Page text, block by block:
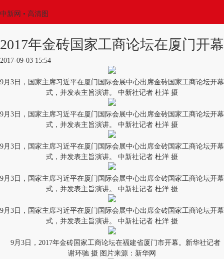
中新网 • 高清图
2017年金砖国家工商论坛在厦门开幕
2017-09-03 15:54
9月3日，国家主席习近平在厦门国际会展中心出席金砖国家工商论坛开幕
式，并发表主旨演讲。 中新社记者 杜洋 摄
9月3日，国家主席习近平在厦门国际会展中心出席金砖国家工商论坛开幕
式，并发表主旨演讲。 中新社记者 杜洋 摄
9月3日，国家主席习近平在厦门国际会展中心出席金砖国家工商论坛开幕
式，并发表主旨演讲。 中新社记者 杜洋 摄
9月3日，国家主席习近平在厦门国际会展中心出席金砖国家工商论坛开幕
式，并发表主旨演讲。 中新社记者 杜洋 摄
9月3日，国家主席习近平在厦门国际会展中心出席金砖国家工商论坛开幕
式，并发表主旨演讲。 中新社记者 杜洋 摄
9月3日，2017年金砖国家工商论坛在福建省厦门市开幕。新华社记者
谢环驰 摄 图片来源：新华网